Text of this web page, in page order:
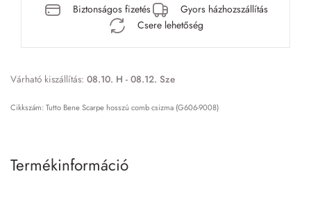
Biztonságos fizetés
Gyors házhozszállítás
Csere lehetőség
Várható kiszállítás: 08.10. H - 08.12. Sze
Tutto Bene Scarpe hosszú comb csizma (G606-9008)
Termékinformáció